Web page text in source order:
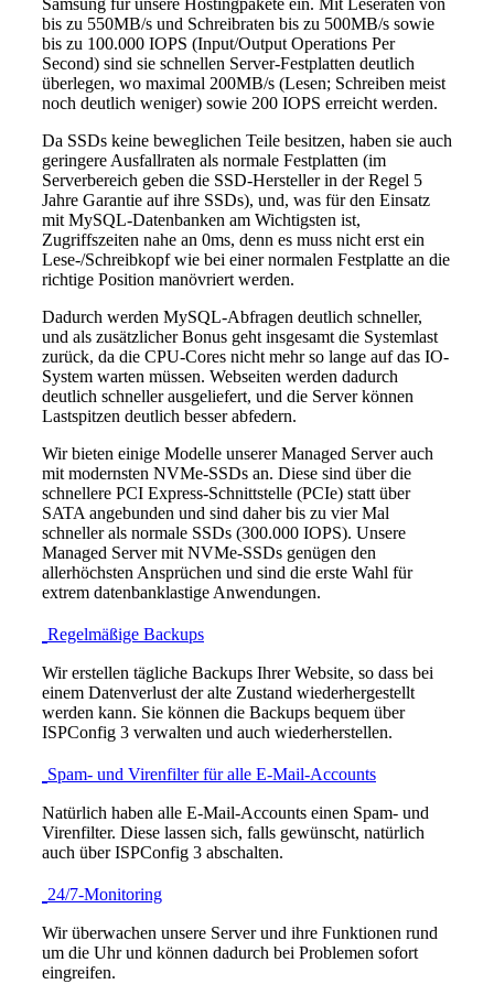
Samsung für unsere Hostingpakete ein. Mit Leseraten von
bis zu 550MB/s und Schreibraten bis zu 500MB/s sowie
bis zu 100.000 IOPS (Input/Output Operations Per
Second) sind sie schnellen Server-Festplatten deutlich
überlegen, wo maximal 200MB/s (Lesen; Schreiben meist
noch deutlich weniger) sowie 200 IOPS erreicht werden.
Da SSDs keine beweglichen Teile besitzen, haben sie auch
geringere Ausfallraten als normale Festplatten (im
Serverbereich geben die SSD-Hersteller in der Regel 5
Jahre Garantie auf ihre SSDs), und, was für den Einsatz
mit MySQL-Datenbanken am Wichtigsten ist,
Zugriffszeiten nahe an 0ms, denn es muss nicht erst ein
Lese-/Schreibkopf wie bei einer normalen Festplatte an die
richtige Position manövriert werden.
Dadurch werden MySQL-Abfragen deutlich schneller,
und als zusätzlicher Bonus geht insgesamt die Systemlast
zurück, da die CPU-Cores nicht mehr so lange auf das IO-
System warten müssen. Webseiten werden dadurch
deutlich schneller ausgeliefert, und die Server können
Lastspitzen deutlich besser abfedern.
Wir bieten einige Modelle unserer Managed Server auch
mit modernsten NVMe-SSDs an. Diese sind über die
schnellere PCI Express-Schnittstelle (PCIe) statt über
SATA angebunden und sind daher bis zu vier Mal
schneller als normale SSDs (300.000 IOPS). Unsere
Managed Server mit NVMe-SSDs genügen den
allerhöchsten Ansprüchen und sind die erste Wahl für
extrem datenbanklastige Anwendungen.
Regelmäßige Backups
Wir erstellen tägliche Backups Ihrer Website, so dass bei
einem Datenverlust der alte Zustand wiederhergestellt
werden kann. Sie können die Backups bequem über
ISPConfig 3 verwalten und auch wiederherstellen.
Spam- und Virenfilter für alle E-Mail-Accounts
Natürlich haben alle E-Mail-Accounts einen Spam- und
Virenfilter. Diese lassen sich, falls gewünscht, natürlich
auch über ISPConfig 3 abschalten.
24/7-Monitoring
Wir überwachen unsere Server und ihre Funktionen rund
um die Uhr und können dadurch bei Problemen sofort
eingreifen.